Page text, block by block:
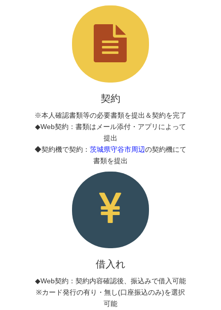
契約
※本人確認書類等の必要書類を提出＆契約を完了
◆Web契約：書類はメール添付・アプリによって
提出
◆契約機で契約： 茨城県守谷市周辺の契約機にて
書類を提出
借入れ
◆Web契約：契約内容確認後、振込みで借入可能
※カード発行の有り・無し(口座振込のみ)を選択
可能